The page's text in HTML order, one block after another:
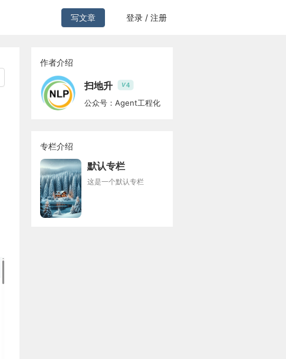
写文章 登录 / 注册
作者介绍
扫地升 V4
公众号：Agent工程化
专栏介绍
默认专栏
这是一个默认专栏